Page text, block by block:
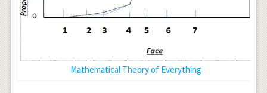
Mathematical Theory of Everything